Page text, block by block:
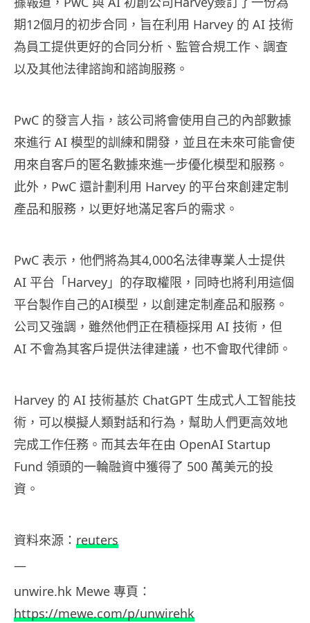
期12個月的初步合同，旨在利用 Harvey 的 AI 技術
為員工提供更好的合同分析、監管合規工作、調查
以及其他法律諮詢和諮詢服務。
PwC 的發言人指，該公司將會使用自己的內部數據
來進行 AI 模型的訓練和開發，並且在未來可能會使
用來自客戶的匿名數據來進一步優化模型和服務。
此外，PwC 還計劃利用 Harvey 的平台來創建定制
產品和服務，以更好地滿足客戶的需求。
PwC 表示，他們將為其4,000名法律專業人士提供
AI 平台「Harvey」的存取權限，同時也將利用這個
平台製作自己的AI模型，以創建定制產品和服務。
公司又強調，雖然他們正在積極採用 AI 技術，但
AI 不會為其客戶提供法律建議，也不會取代律師。
Harvey 的 AI 技術基於 ChatGPT 生成式人工智能技
術，可以模擬人類對話和行為，幫助人們更高效地
完成工作任務。而其去年在由 OpenAI Startup
Fund 領頭的一輪融資中獲得了 500 萬美元的投
資。
資料來源： reuters
—
unwire.hk Mewe 專頁：
https://mewe.com/p/unwirehk